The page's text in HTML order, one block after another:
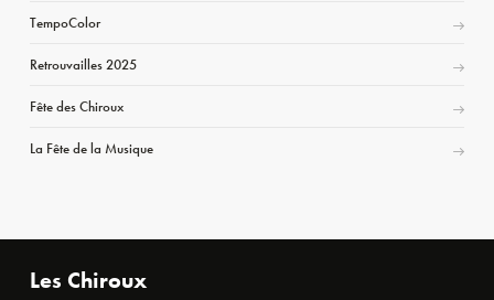
TempoColor
Retrouvailles 2025
Fête des Chiroux
La Fête de la Musique
Les Chiroux